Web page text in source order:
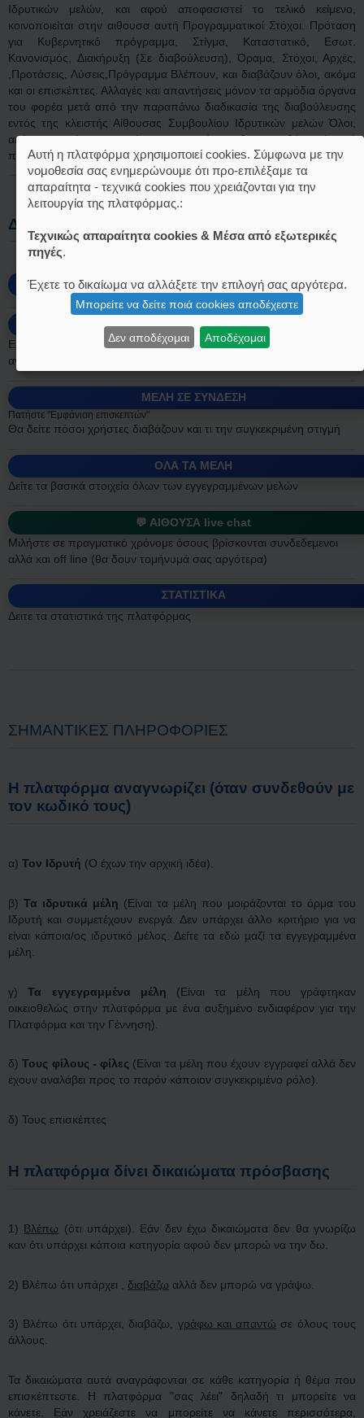
Ιδρυτικών μελών, και αφού αποφασιστεί το τελικό κείμενο,
κοινοποιείται στην αιθουσα αυτή Προγραμματικοί Στόχοι. Πρόταση
για Κυβερνητικό πρόγραμμα, Στίγμα, Καταστατικό, Εσωτ.
Κανονισμός, Διακήρυξη (Σε διαβούλευση), Όραμα, Στόχοι, Αρχές,
,Προτάσεις, Λύσεις,Πρόγραμμα Βλέπουν, και διαβάζουν όλοι, ακόμα
και οι επισκέπτες. Αλλαγές και απαντήσεις μόνον τα αρμόδια όργανα
του φορέα μετά από την παραπάνω διαδικασία της διαβούλευσης
εντός της κλειστής Αίθουσας Συμβουλίου Ιδρυτικών μελών Όλοι,
ακόμα και ένας επισκέπτης μπορεί να ξανα - θέσει ένα ή
περισσότερα θέματα σε διαβούλευση στην επόμενη αίθουσα
Δείτε επίσης
ΤΑ ΠΙΟ ΕΝΕΡΓΑ ΘΕΜΑΤΑ
ΕΛΛΑΔΑ ΣΕ ΝΟΜΟΥΣ
Εδώ αναρτώνται τα ιδρυτικά και πιστοποιημένα μέλη της "Γέννηση"
ανά νομό της πατρίδας μας
ΜΕΛΗ ΣΕ ΣΥΝΔΕΣΗ
Πατήστε "Εμφάνιση επισκεπτών"
Θα δείτε πόσοι χρήστες διαβάζουν και τι την συγκεκριμένη στιγμή
ΟΛΑ ΤΑ ΜΕΛΗ
Δείτε τα βασικά στοιχεία όλων των εγγεγραμμένων μελών
💬 ΑΙΘΟΥΣΑ live chat
Μιλήστε σε πραγματικό χρόνομε όσους βρίσκονται συνδεδεμενοι
αλλά και off line (θα δουν τομήνυμά σας αργότερα)
ΣΤΑΤΙΣΤΙΚΑ
Δειτε τα στατιστικά της πλατφόρμας
ΣΗΜΑΝΤΙΚΕΣ ΠΛΗΡΟΦΟΡΙΕΣ
Η πλατφόρμα αναγνωρίζει (όταν συνδεθούν με
τον κωδικό τους)
α) Τον Ιδρυτή (Ο έχων την αρχική ιδέα).
β) Τα ιδρυτικά μέλη (Είναι τα μέλη που μοιράζονται το όρμα του
Ιδρυτή και συμμετέχουν ενεργά. Δεν υπάρχει άλλο κριτήριο για να
είναι κάποια/ος ιδρυτικό μέλος. Δείτε τα εδώ μαζί τα εγγεγραμμένα
μέλη.
γ)Τα εγγεγραμμένα μέλη (Είναι τα μέλη που γράφτηκαν
οικειοθελώς στην πλατφόρμα με ένα αυξημένο ενδιαφέρον για την
Πλατφόρμα και την Γέννηση).
δ)Τους φίλους - φίλες (Είναι τα μέλη που έχουν εγγραφεί αλλά δεν
έχουν αναλάβει προς το παρόν κάποιον συγκεκριμένο ρόλο).
δ) Τους επισκέπτες
Η πλατφόρμα δίνει δικαιώματα πρόσβασης
1) Βλέπω (ότι υπάρχει). Εάν δεν έχω δικαιώματα δεν θα γνωρίζω
καν ότι υπάρχει κάποια κατηγορία αφού δεν μπορώ να την δω.
2) Βλέπω ότι υπάρχει , διαβάζω αλλά δεν μπορώ να γράψω.
3) Βλέπω ότι υπάρχει, διαβάζω, γράφω και απαντώ σε όλους τους
άλλους.
Τα δικαιώματα αυτά αναγράφονται σε κάθε κατηγορία ή θέμα που
επισκέπτεστε. H πλατφόρμα "σας λέει" δηλαδή τι μπορείτε να
κάνετε. Εάν χρειάζεστε να μπορείτε να κάνετε περισσότερα,
Αυτή η πλατφόρμα χρησιμοποιεί cookies. Σύμφωνα με την
νομοθεσία σας ενημερώνουμε ότι προ-επιλέξαμε τα
απαραίτητα - τεχνικά cookies που χρειάζονται για την
λειτουργία της πλατφόρμας.:
Τεχνικώς απαραίτητα cookies & Μέσα από εξωτερικές
πηγές.
Έχετε το δικαίωμα να αλλάξετε την επιλογή σας αργότερα.
Μπορείτε να δείτε ποιά cookies αποδέχεστε
Δεν αποδέχομαι Αποδέχομαι